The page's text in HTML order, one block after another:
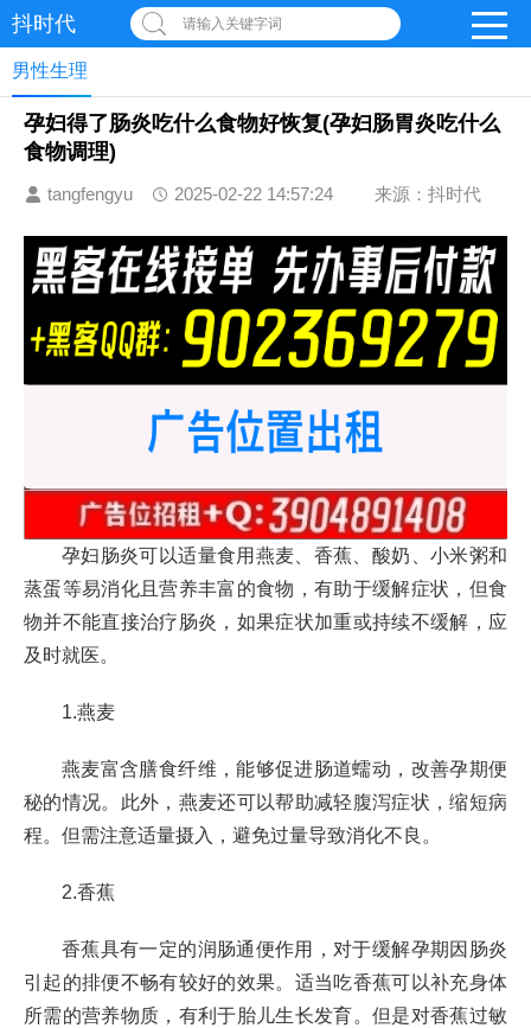
抖时代 请输入关键字词
男性生理
孕妇得了肠炎吃什么食物好恢复(孕妇肠胃炎吃什么
食物调理)
tangfengyu 2025-02-22 14:57:24 来源：抖时代
孕妇肠炎可以适量食用燕麦、香蕉、酸奶、小米粥和
蒸蛋等易消化且营养丰富的食物，有助于缓解症状，但食
物并不能直接治疗肠炎，如果症状加重或持续不缓解，应
及时就医。
1.燕麦
燕麦富含膳食纤维，能够促进肠道蠕动，改善孕期便
秘的情况。此外，燕麦还可以帮助减轻腹泻症状，缩短病
程。但需注意适量摄入，避免过量导致消化不良。
2.香蕉
香蕉具有一定的润肠通便作用，对于缓解孕期因肠炎
引起的排便不畅有较好的效果。适当吃香蕉可以补充身体
所需的营养物质，有利于胎儿生长发育。但是对香蕉过敏